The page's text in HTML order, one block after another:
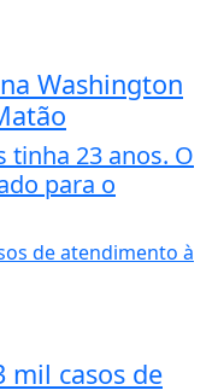
Washington
tinha 23 anos. O
para o
mil casos de